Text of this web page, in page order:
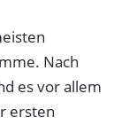
Nach
es vor allem
ersten